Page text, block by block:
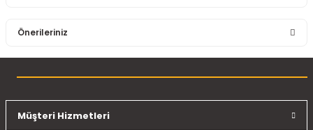
Önerileriniz
konularda yetersiz gördüğünüz noktaları öneri formunu
Müşteri Hizmetleri